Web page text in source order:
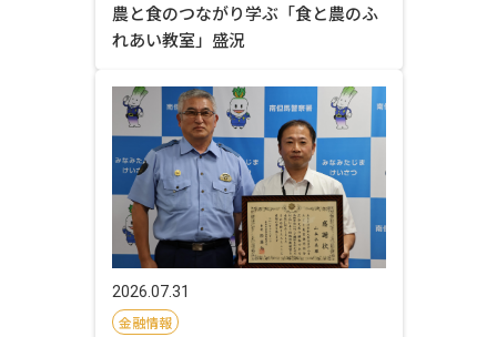
農と食のつながり学ぶ「食と農のふ
れあい教室」盛況
2026.07.31
金融情報